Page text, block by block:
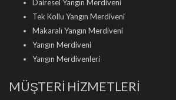
Dairesel Yangın Merdiveni
Tek Kollu Yangın Merdiveni
Makaralı Yangın Merdiveni
Yangın Merdiveni
Yangın Merdivenleri
MÜŞTERİ HİZMETLERİ